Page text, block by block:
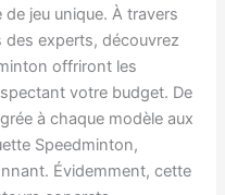
jeu unique. À travers
experts, découvrez
offriront les
votre budget. De
à chaque modèle aux
Speedminton,
Évidemment, cette